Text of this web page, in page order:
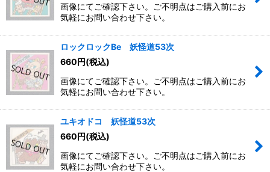
画像にてご確認下さい。ご不明点はご購入前にお
気軽にお問い合わせ下さい。
ロックロックBe 妖怪道53次
660円(税込)
画像にてご確認下さい。ご不明点はご購入前にお
気軽にお問い合わせ下さい。
ユキオドコ 妖怪道53次
660円(税込)
画像にてご確認下さい。ご不明点はご購入前にお
気軽にお問い合わせ下さい。